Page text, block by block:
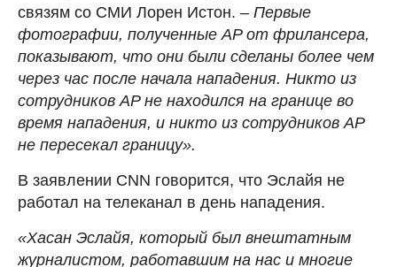
связям со СМИ Лорен Истон. – Первые
фотографии, полученные AP от фрилансера,
показывают, что они были сделаны более чем
через час после начала нападения. Никто из
сотрудников AP не находился на границе во
время нападения, и никто из сотрудников AP
не пересекал границу».
В заявлении CNN говорится, что Эслайя не
работал на телеканал в день нападения.
«Хасан Эслайя, который был внештатным
журналистом, работавшим на нас и многие